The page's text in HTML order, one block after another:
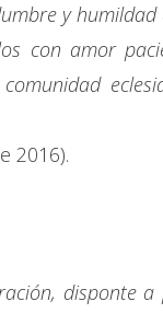
y
con amor
2016).
disponte